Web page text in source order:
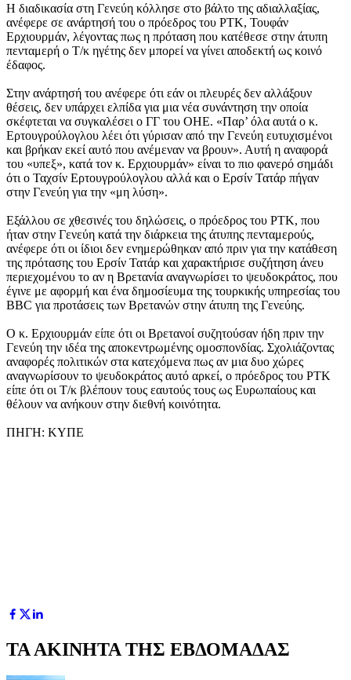
Η διαδικασία στη Γενεύη κόλλησε στο βάλτο της αδιαλλαξίας,
ανέφερε σε ανάρτησή του ο πρόεδρος του ΡΤΚ, Τουφάν
Ερχιουρμάν, λέγοντας πως η πρόταση που κατέθεσε στην άτυπη
πενταμερή ο Τ/κ ηγέτης δεν μπορεί να γίνει αποδεκτή ως κοινό
έδαφος.
Στην ανάρτησή του ανέφερε ότι εάν οι πλευρές δεν αλλάξουν
θέσεις, δεν υπάρχει ελπίδα για μια νέα συνάντηση την οποία
σκέφτεται να συγκαλέσει ο ΓΓ του ΟΗΕ. «Παρ’ όλα αυτά ο κ.
Ερτουγρούλογλου λέει ότι γύρισαν από την Γενεύη ευτυχισμένοι
και βρήκαν εκεί αυτό που ανέμεναν να βρουν». Αυτή η αναφορά
του «υπεξ», κατά τον κ. Ερχιουρμάν» είναι το πιο φανερό σημάδι
ότι ο Ταχσίν Ερτουγρούλογλου αλλά και ο Ερσίν Τατάρ πήγαν
στην Γενεύη για την «μη λύση».
Εξάλλου σε χθεσινές του δηλώσεις, ο πρόεδρος του ΡΤΚ, που
ήταν στην Γενεύη κατά την διάρκεια της άτυπης πενταμερούς,
ανέφερε ότι οι ίδιοι δεν ενημερώθηκαν από πριν για την κατάθεση
της πρότασης του Ερσίν Τατάρ και χαρακτήρισε συζήτηση άνευ
περιεχομένου το αν η Βρετανία αναγνωρίσει το ψευδοκράτος, που
έγινε με αφορμή και ένα δημοσίευμα της τουρκικής υπηρεσίας του
BBC για προτάσεις των Βρετανών στην άτυπη της Γενεύης.
Ο κ. Ερχιουρμάν είπε ότι οι Βρετανοί συζητούσαν ήδη πριν την
Γενεύη την ιδέα της αποκεντρωμένης ομοσπονδίας. Σχολιάζοντας
αναφορές πολιτικών στα κατεχόμενα πως αν μια δυο χώρες
αναγνωρίσουν το ψευδοκράτος αυτό αρκεί, ο πρόεδρος του ΡΤΚ
είπε ότι οι Τ/κ βλέπουν τους εαυτούς τους ως Ευρωπαίους και
θέλουν να ανήκουν στην διεθνή κοινότητα.
ΠΗΓΗ: ΚΥΠΕ
ΤΑ ΑΚΙΝΗΤΑ ΤΗΣ ΕΒΔΟΜΑΔΑΣ